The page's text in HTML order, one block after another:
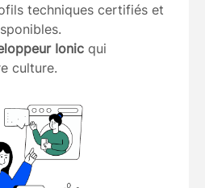
techniques certifiés et
Ionic qui
culture.